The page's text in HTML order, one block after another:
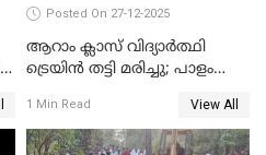
Posted On 27-12-2025
ആറാം ക്ലാസ് വിദ്യാർത്ഥി
ട്രെയിൻ തട്ടി മരിച്ചു; പാളം
അപകടം മലപ്പുറത്ത്
1 Min Read View All